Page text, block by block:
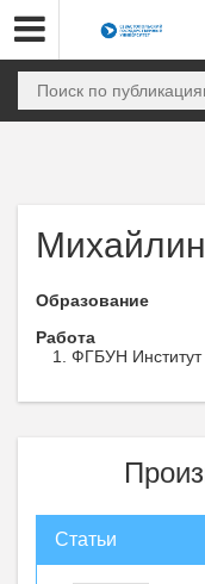
Образование
Работа
ФГБУН Институт
Статьи